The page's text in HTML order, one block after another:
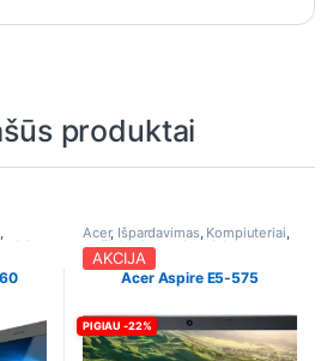
produktai
,
PIGIAU -22%
Acer, Išpardavimas, Kompiuteriai,
Nešiojami kompiuteriai
AKCIJA
Acer Aspire E5-575